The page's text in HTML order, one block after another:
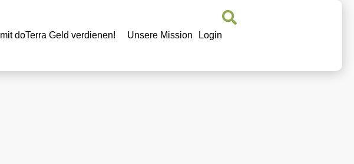
mit doTerra Geld verdienen! Unsere Mission Login